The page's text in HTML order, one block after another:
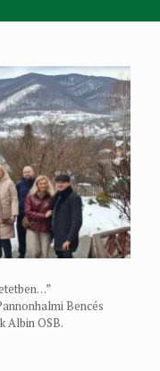
Bencés
Albin OSB.